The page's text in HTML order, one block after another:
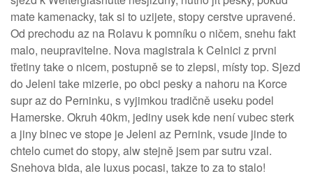
mate kamenacky, tak si to uzijete, stopy cerstve upravené.
Od prechodu az na Rolavu k pomníku o ničem, snehu fakt
malo, neupravitelne. Nova magistrala k Celnici z prvni
třetiny take o nicem, postupně se to zlepsi, místy top. Sjezd
do Jeleni take mizerie, po obci pesky a nahoru na Korce
supr az do Perninku, s vyjimkou tradičně useku podel
Hamerske. Okruh 40km, jediny usek kde není vubec sterk
a jiny binec ve stope je Jeleni az Pernink, vsude jinde to
chtelo cumet do stopy, alw stejně jsem par sutru vzal.
Snehova bida, ale luxus pocasi, takze to za to stalo!